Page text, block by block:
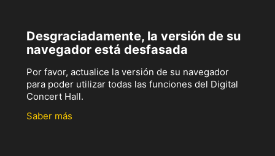
Desgraciadamente, la versión de su
navegador está desfasada
Por favor, actualice la versión de su navegador
para poder utilizar todas las funciones del Digital
Concert Hall.
Saber más